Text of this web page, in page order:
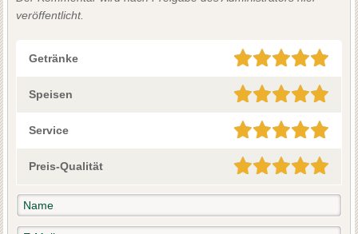
veröffentlicht.
Getränke
Speisen
Service
Preis-Qualität